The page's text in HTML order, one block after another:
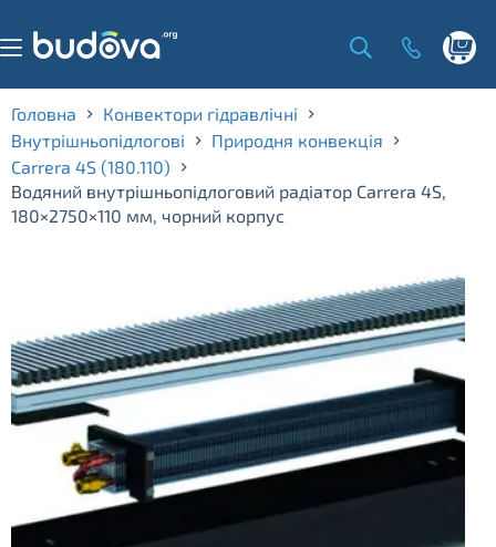
content
Головна
Конвектори гідравлічні
Внутрішньопідлогові
Природня конвекція
Carrera 4S (180.110)
Водяний внутрішньопідлоговий радіатор Carrera 4S,
180×2750×110 мм, чорний корпус